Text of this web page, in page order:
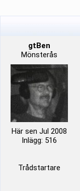
gtBen
Mönsterås
Här sen Jul 2008
Inlägg: 516
Trådstartare